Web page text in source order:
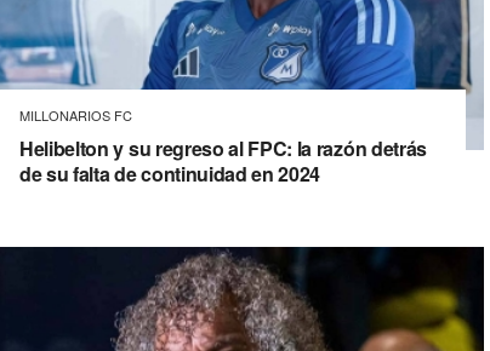
MILLONARIOS FC
Helibelton y su regreso al FPC: la razón detrás
de su falta de continuidad en 2024